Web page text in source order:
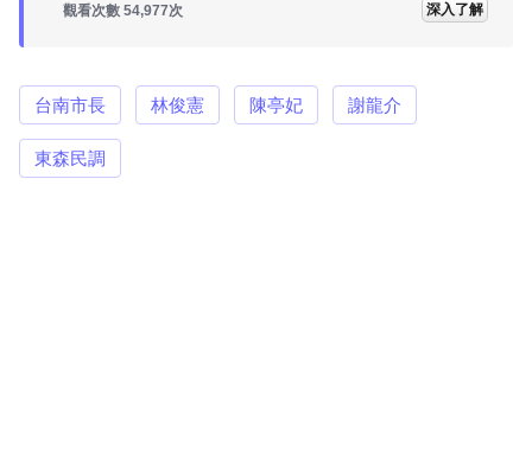
觀看次數 54,977次 深入了解
台南市長 林俊憲 陳亭妃 謝龍介
東森民調